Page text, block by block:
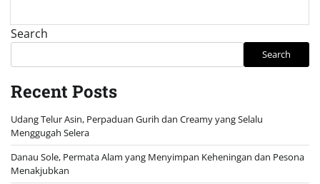
Search
Search
Recent Posts
Udang Telur Asin, Perpaduan Gurih dan Creamy yang Selalu
Menggugah Selera
Danau Sole, Permata Alam yang Menyimpan Keheningan dan Pesona
Menakjubkan